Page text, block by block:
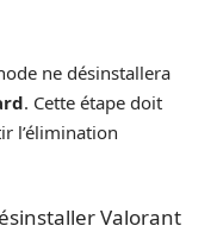
ne désinstallera
. Cette étape doit
l’élimination
Valorant